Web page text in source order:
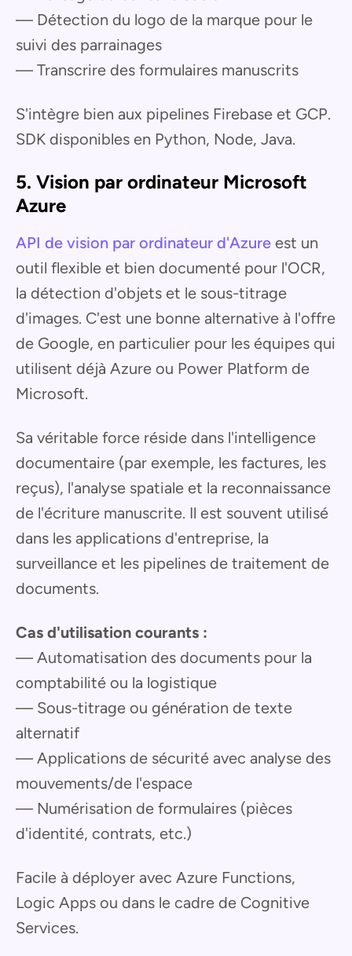
— Détection du logo de la marque pour le
suivi des parrainages
— Transcrire des formulaires manuscrits
S'intègre bien aux pipelines Firebase et GCP.
SDK disponibles en Python, Node, Java.
5. Vision par ordinateur Microsoft
Azure
API de vision par ordinateur d'Azure est un
outil flexible et bien documenté pour l'OCR,
la détection d'objets et le sous-titrage
d'images. C'est une bonne alternative à l'offre
de Google, en particulier pour les équipes qui
utilisent déjà Azure ou Power Platform de
Microsoft.
Sa véritable force réside dans l'intelligence
documentaire (par exemple, les factures, les
reçus), l'analyse spatiale et la reconnaissance
de l'écriture manuscrite. Il est souvent utilisé
dans les applications d'entreprise, la
surveillance et les pipelines de traitement de
documents.
Cas d'utilisation courants :
— Automatisation des documents pour la
comptabilité ou la logistique
— Sous-titrage ou génération de texte
alternatif
— Applications de sécurité avec analyse des
mouvements/de l'espace
— Numérisation de formulaires (pièces
d'identité, contrats, etc.)
Facile à déployer avec Azure Functions,
Logic Apps ou dans le cadre de Cognitive
Services.